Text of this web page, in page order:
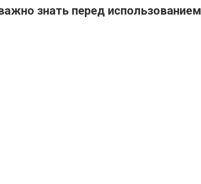
знать перед использованием